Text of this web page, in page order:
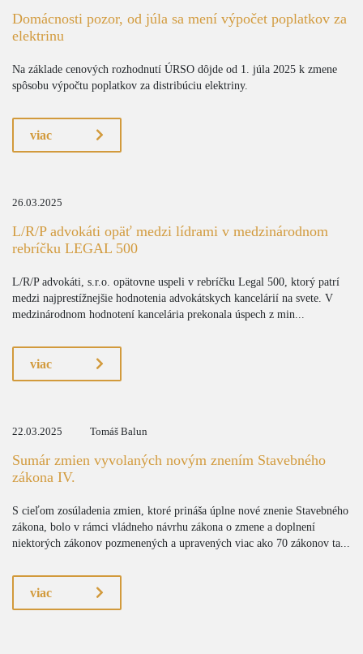
Domácnosti pozor, od júla sa mení výpočet poplatkov za
elektrinu
Na základe cenových rozhodnutí ÚRSO dôjde od 1. júla 2025 k zmene
spôsobu výpočtu poplatkov za distribúciu elektriny.
viac
26.03.2025
L/R/P advokáti opäť medzi lídrami v medzinárodnom
rebríčku LEGAL 500
L/R/P advokáti, s.r.o. opätovne uspeli v rebríčku Legal 500, ktorý patrí
medzi najprestížnejšie hodnotenia advokátskych kancelárií na svete. V
medzinárodnom hodnotení kancelária prekonala úspech z min...
viac
22.03.2025 Tomáš Balun
Sumár zmien vyvolaných novým znením Stavebného
zákona IV.
S cieľom zosúladenia zmien, ktoré prináša úplne nové znenie Stavebného
zákona, bolo v rámci vládneho návrhu zákona o zmene a doplnení
niektorých zákonov pozmenených a upravených viac ako 70 zákonov ta...
viac